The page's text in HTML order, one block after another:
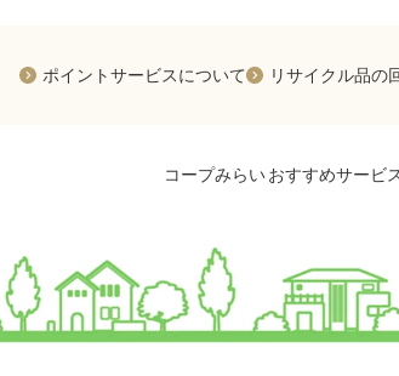
ポイントサービスについて新規ウィンドウを
リサイクル品の
コープみらいおすすめサービ